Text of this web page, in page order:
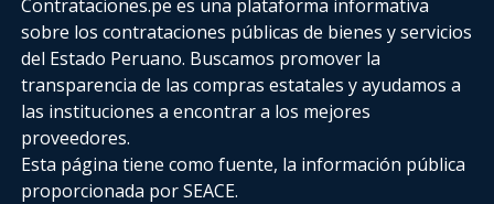
Contrataciones.pe es una plataforma informativa
sobre los contrataciones públicas de bienes y servicios
del Estado Peruano. Buscamos promover la
transparencia de las compras estatalesy ayudamos a
las instituciones a encontrar a los mejores
proveedores.
Esta página tiene como fuente, la información pública
proporcionada por SEACE.